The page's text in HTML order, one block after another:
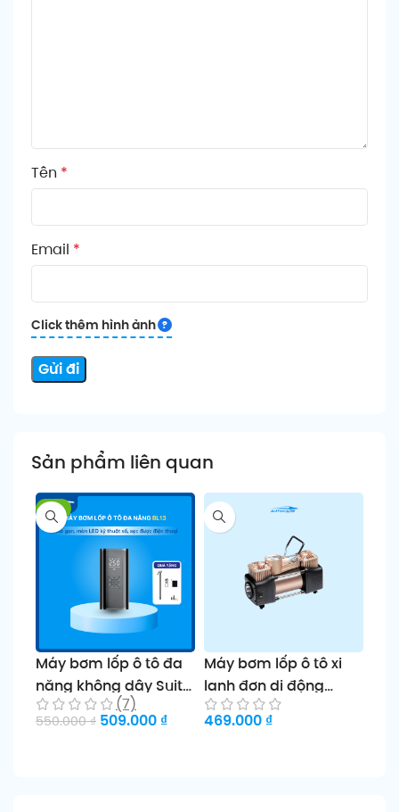
Tên *
Email *
Click thêm hình ảnh
Sản phẩm liên quan
-7%
Máy bơm lốp ô tô đa
năng không dây Suitu
ST-9620
(7)
550.000₫ 509.000 ₫
Máy bơm lốp ô tô xi
lanh đơn di động
công suất lớn Sako
469.000 ₫